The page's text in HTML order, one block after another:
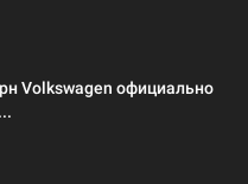
Volkswagen официально